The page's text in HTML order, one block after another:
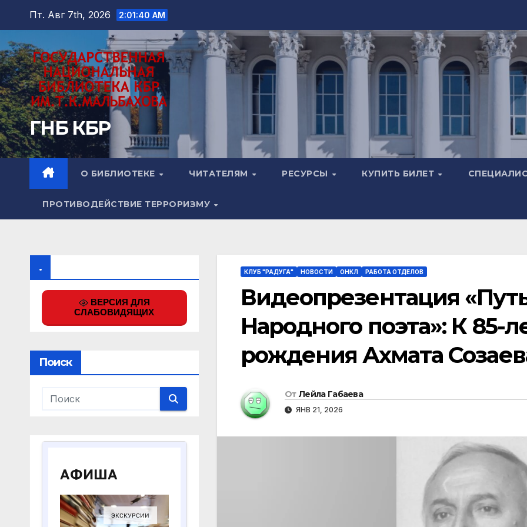
Перейти
содержимому
Пт. Авг 7th, 2026 2:01:41 AM
ГНБ КБР
О БИБЛИОТЕКЕ ЧИТАТЕЛЯМ РЕСУРСЫ КУПИТЬ БИЛЕТ
ПРОТИВОДЕЙСТВИЕ ТЕРРОРИЗМУ
.
ВЕРСИЯ ДЛЯ
СЛАБОВИДЯЩИХ
Поиск
КЛУБ "РАДУГА" НОВОСТИ ОНКЛ РАБОТА ОТДЕЛОВ
Видеопрезентация
Народного поэта»: К 85-
рождения Ахмата
От Лейла Габаева
ЯНВ 21, 2026